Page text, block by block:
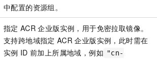
中配置的资源组。
指定 ACR 企业版实例，用于免密拉取镜像。
支持跨地域指定 ACR 企业版实例，此时需在
实例 ID 前加上所属地域，例如 "cn-
10分钟微调：让0.6B模型媲美235B模型
用1%尺寸在特定领域达到大模型90%以上效果
多模态数据信息提取
建站系统